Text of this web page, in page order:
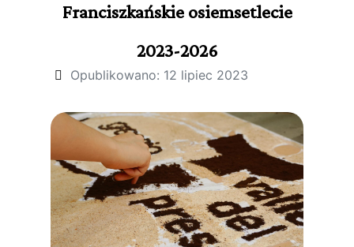
Franciszkańskie osiemsetlecie
2023-2026
Opublikowano: 12 lipiec 2023